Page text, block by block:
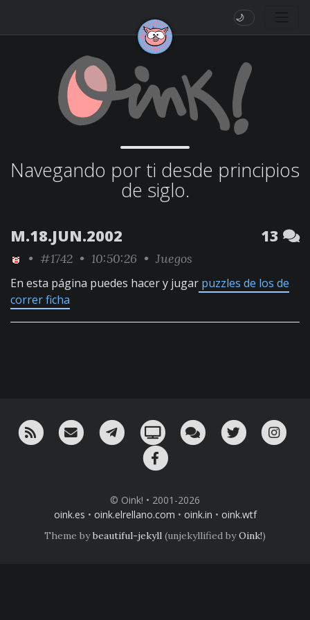
🌙
Navegando por ti desde principios
de siglo.
M.18.JUN.2002 13
• #1742 • 10:50:26 • Juegos
En esta página puedes hacer y jugar puzzles de los de
correr ficha
RSS ¡Mándame un email!¡Nuestro canal en Telegram!
Oink! TV Charla con nosotros
Twitter
© Oink! • 2001-2026
oink.es • oink.elrellano.com • oink.in • oink.wtf
Theme bybeautiful-jekyll (unjekyllified byOink!)